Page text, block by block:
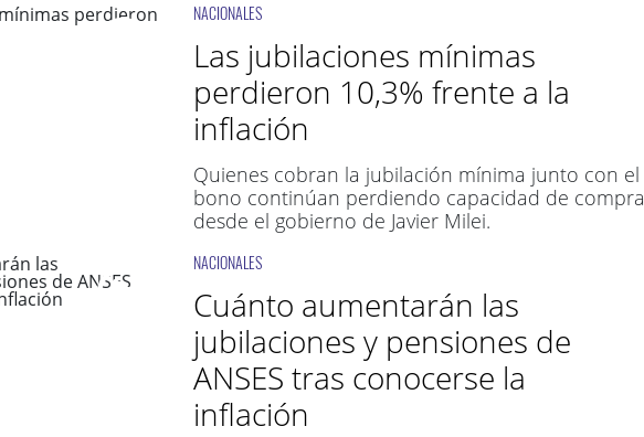
NACIONALES
Las jubilaciones mínimas
perdieron 10,3% frente a la
inflación
Quienes cobran la jubilación mínima junto con el
bono continúan perdiendo capacidad de compra
desde el gobierno de Javier Milei.
NACIONALES
Cuánto aumentarán las
jubilaciones y pensiones de
ANSES tras conocerse la
inflación